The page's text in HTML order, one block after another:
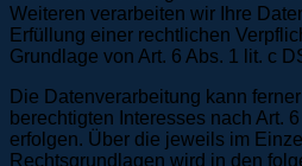
Weiteren verarbeiten wir Ihre
Erfüllung einer rechtlichen
Grundlage von Art. 6 Abs. 1 lit. c
Die Datenverarbeitung kann
berechtigten Interesses nach Art.
erfolgen. Über die jeweils im
Rechtsgrundlagen wird in den